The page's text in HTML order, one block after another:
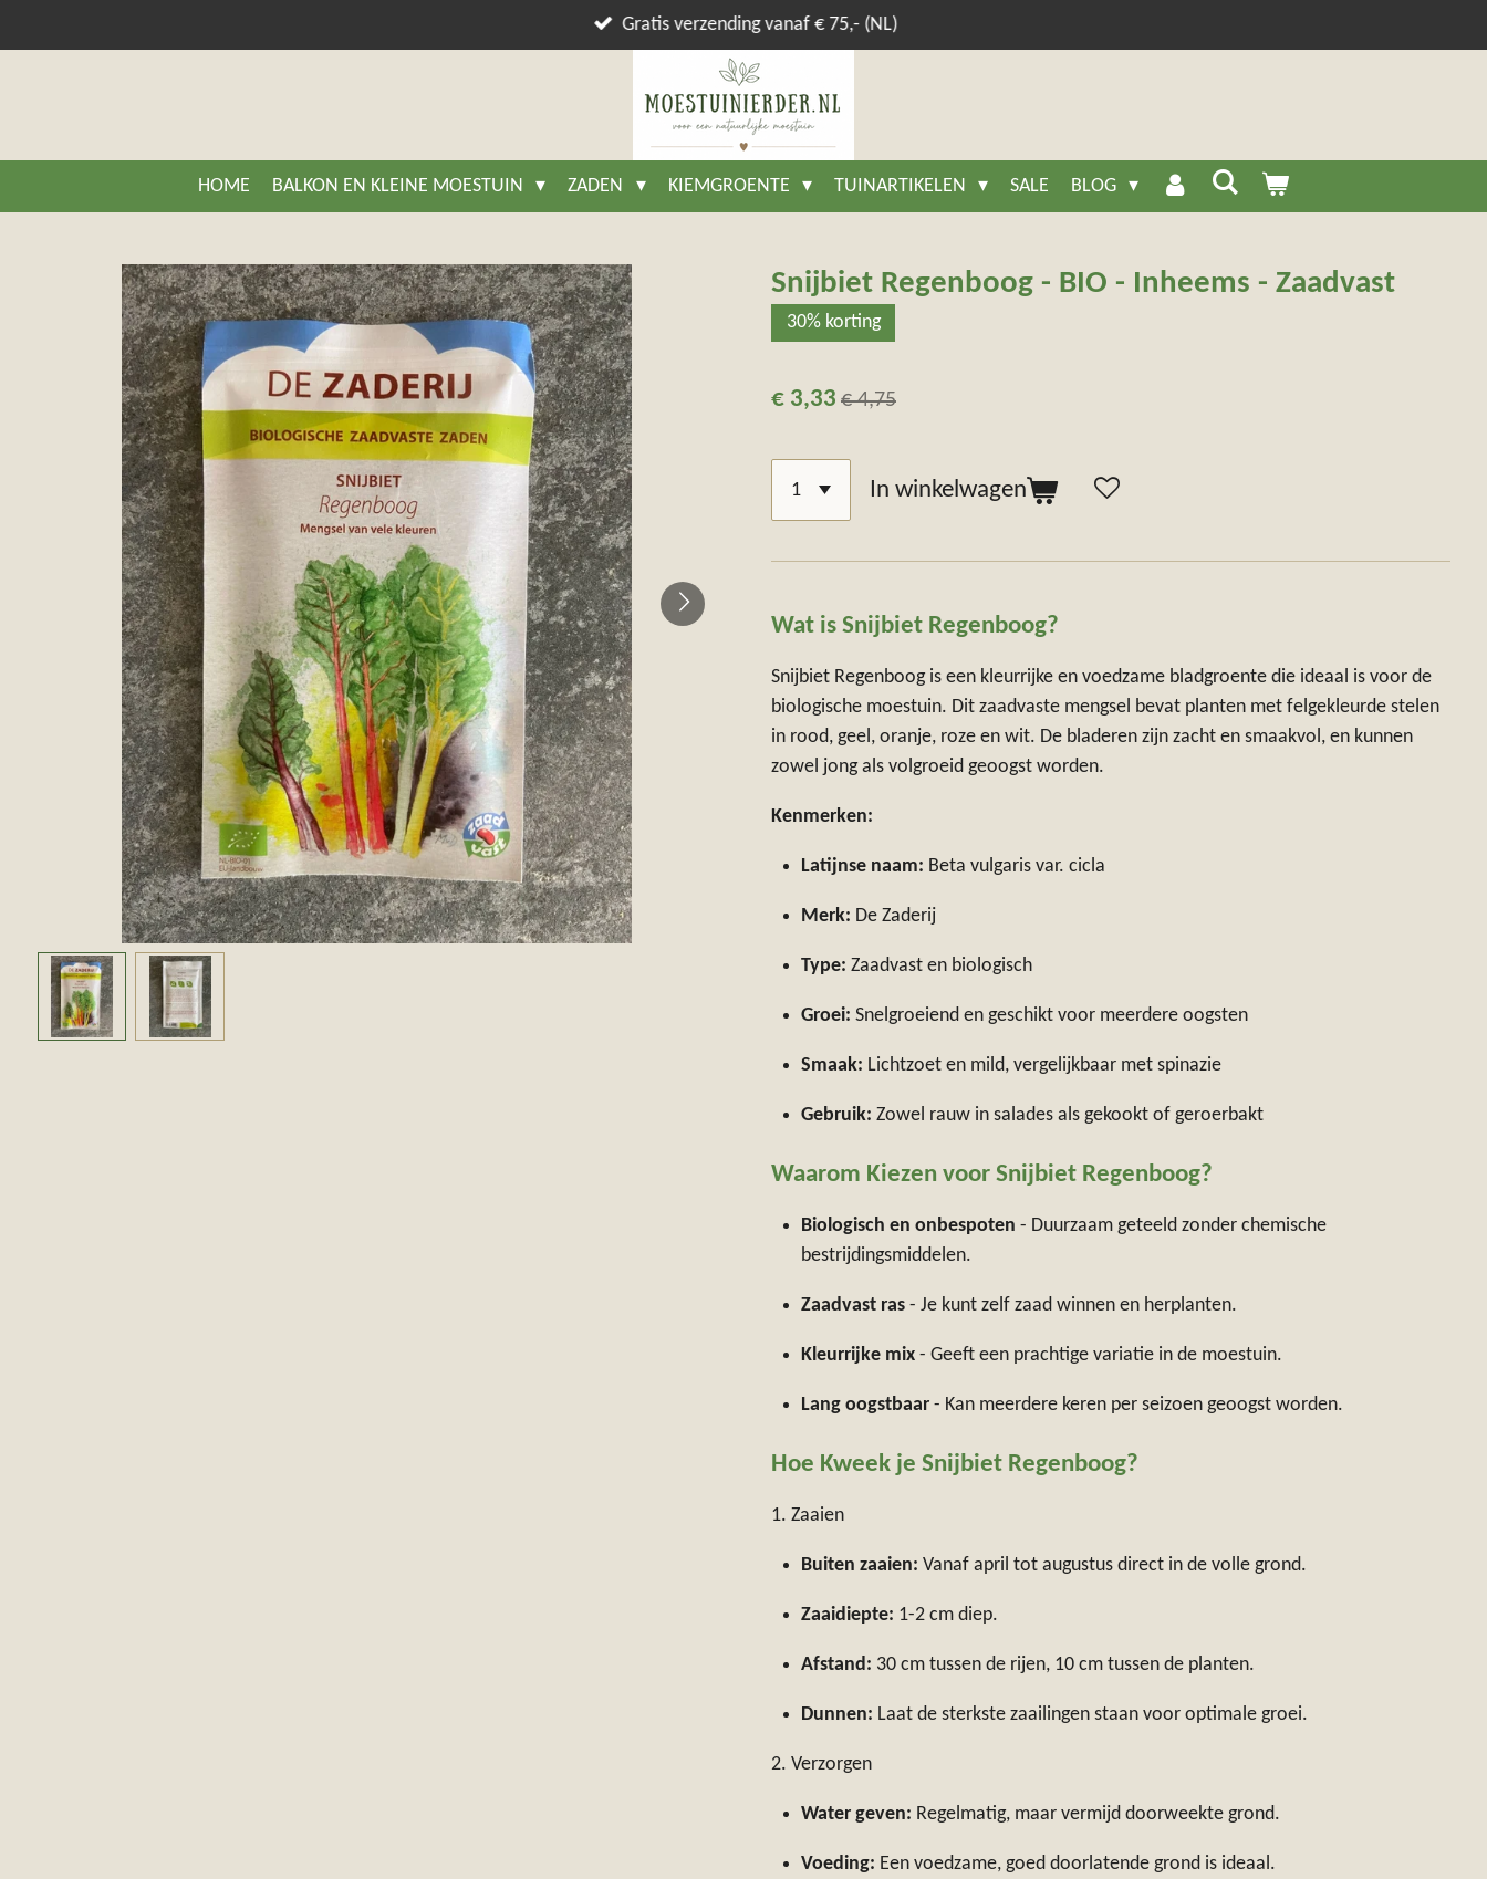
direct
Gratis verzending vanaf € 75,- (NL)
HOME BALKON EN KLEINE MOESTUIN ZADEN KIEMGROENTE TUINARTIKELEN SALE BLOG
Snijbiet Regenboog - BIO - Inheems - Zaadvast
30% korting
€ 3,33 € 4,75
In winkelwagen
Wat is Snijbiet Regenboog?
Snijbiet Regenboog is een kleurrijke en voedzame bladgroente die ideaal is voor de
biologische moestuin. Dit zaadvaste mengsel bevat planten met felgekleurde stelen
in rood, geel, oranje, roze en wit. De bladeren zijn zacht en smaakvol, en kunnen
zowel jong als volgroeid geoogst worden.
Kenmerken:
Latijnse naam: Beta vulgaris var. cicla
Merk: De Zaderij
Type: Zaadvast en biologisch
Groei: Snelgroeiend en geschikt voor meerdere oogsten
Smaak: Lichtzoet en mild, vergelijkbaar met spinazie
Gebruik: Zowel rauw in salades als gekookt of geroerbakt
Waarom Kiezen voor Snijbiet Regenboog?
Biologisch en onbespoten - Duurzaam geteeld zonder chemische
bestrijdingsmiddelen.
Zaadvast ras - Je kunt zelf zaad winnen en herplanten.
Kleurrijke mix - Geeft een prachtige variatie in de moestuin.
Lang oogstbaar - Kan meerdere keren per seizoen geoogst worden.
Hoe Kweek je Snijbiet Regenboog?
1. Zaaien
Buiten zaaien: Vanaf april tot augustus direct in de volle grond.
Zaaidiepte: 1-2 cm diep.
Afstand: 30 cm tussen de rijen, 10 cm tussen de planten.
Dunnen: Laat de sterkste zaailingen staan voor optimale groei.
2. Verzorgen
Water geven: Regelmatig, maar vermijd doorweekte grond.
Voeding: Een voedzame, goed doorlatende grond is ideaal.